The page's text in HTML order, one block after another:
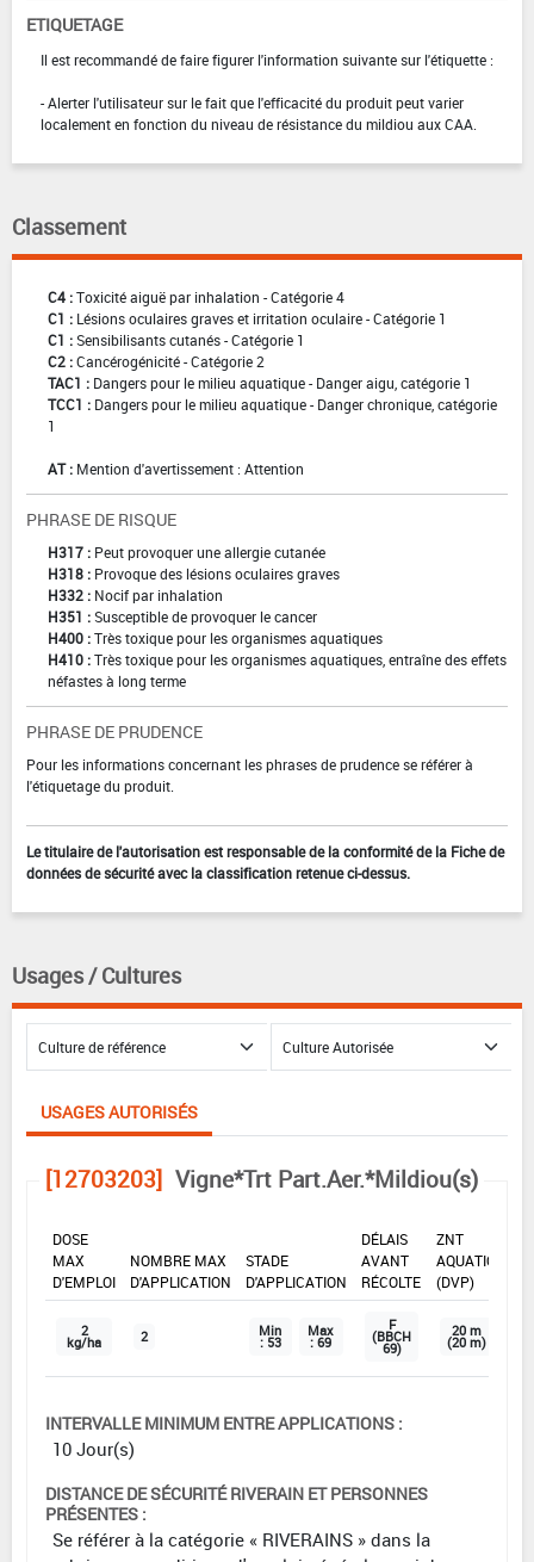
ETIQUETAGE
Il est recommandé de faire figurer l'information suivante sur l'étiquette :
- Alerter l'utilisateur sur le fait que l'efficacité du produit peut varier
localement en fonction du niveau de résistance du mildiou aux CAA.
Classement
C4 :Toxicité aiguë par inhalation - Catégorie 4
C1 : Lésions oculaires graves et irritation oculaire - Catégorie 1
C1 :Sensibilisants cutanés - Catégorie 1
C2 :Cancérogénicité - Catégorie 2
TAC1 : Dangers pour le milieu aquatique - Danger aigu, catégorie 1
TCC1 : Dangers pour le milieu aquatique - Danger chronique, catégorie
1
AT : Mention d'avertissement : Attention
PHRASE DE RISQUE
H317 : Peut provoquer une allergie cutanée
H318 : Provoque des lésions oculaires graves
H332 : Nocif par inhalation
H351 :Susceptible de provoquer le cancer
H400 :Très toxique pour les organismes aquatiques
H410 :Très toxique pour les organismes aquatiques, entraîne des effets
néfastes à long terme
PHRASE DE PRUDENCE
Pour les informations concernant les phrases de prudence se référer à
l'étiquetage du produit.
Le titulaire de l'autorisation est responsable de la conformité de la Fiche de
données de sécurité avec la classification retenue ci-dessus.
Usages / Cultures
USAGES AUTORISÉS
[12703203] Vigne*Trt Part.Aer.*Mildiou(s)
DOSE
MAX
D'EMPLOI
NOMBRE MAX
D'APPLICATION
STADE
D'APPLICATION
DÉLAIS
AVANT
RÉCOLTE
ZNT
AQUATIQUE
(DVP)
2
kg/ha 2 Min
: 53
Max
: 69
F
(BBCH
69)
20 m
(20 m)
INTERVALLE MINIMUM ENTRE APPLICATIONS :
10 Jour(s)
DISTANCE DE SÉCURITÉ RIVERAIN ET PERSONNES
PRÉSENTES :
Se référer à la catégorie « RIVERAINS » dans la